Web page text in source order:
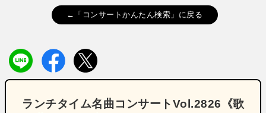
←「コンサートかんたん検索」に戻る
ランチタイム名曲コンサートVol.2826《歌